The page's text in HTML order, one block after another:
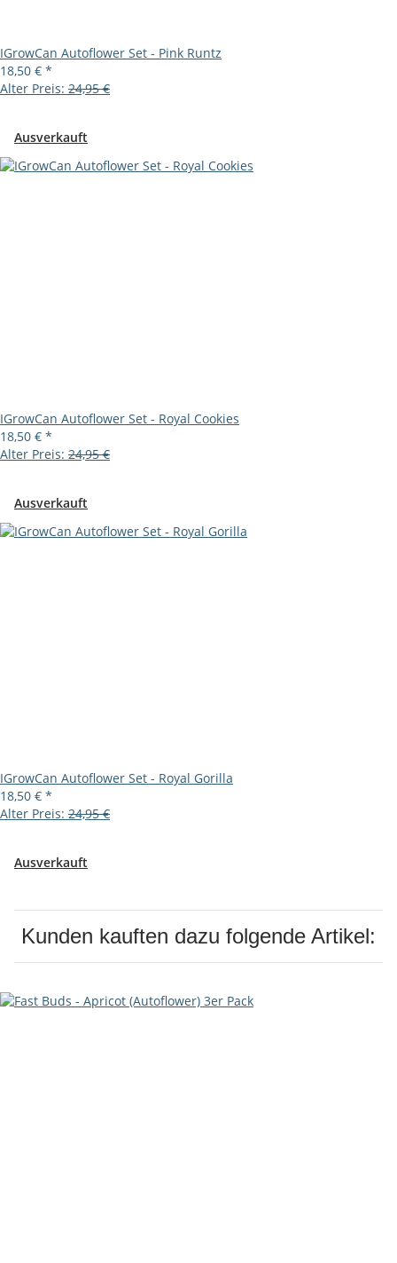
IGrowCan Autoflower Set - Pink Runtz
18,50 € *
Alter Preis: 24,95 €
Ausverkauft
IGrowCan Autoflower Set - Royal Cookies
18,50 € *
Alter Preis: 24,95 €
Ausverkauft
IGrowCan Autoflower Set - Royal Gorilla
18,50 € *
Alter Preis: 24,95 €
Ausverkauft
Kunden kauften dazu folgende Artikel: